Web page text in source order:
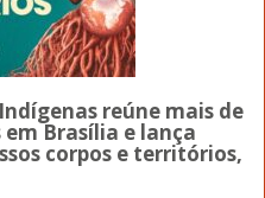
reúne mais de
Brasília e lança
corpos e territórios,